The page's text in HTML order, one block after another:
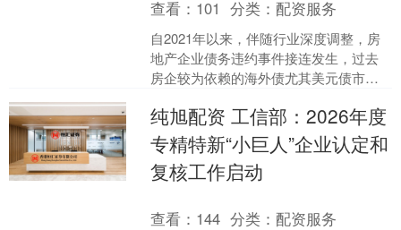
查看： 101 分类：配资服务
自2021年以来，伴随行业深度调整，房
地产企业债务违约事件接连发生，过去
房企较为依赖的海外债尤其美元债市场
一起某中资地产企业（....
纯旭配资 工信部：2026年度
专精特新“小巨人”企业认定和
复核工作启动
查看： 144 分类：配资服务